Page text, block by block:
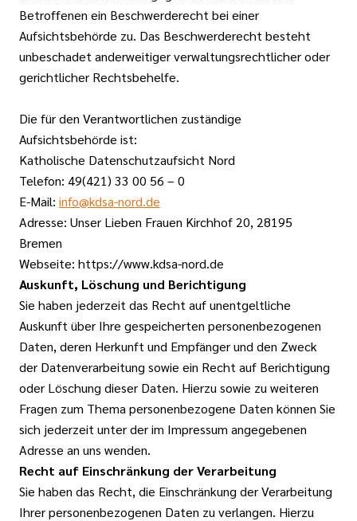
Betroffenen ein Beschwerderecht bei einer
Aufsichtsbehörde zu. Das Beschwerderecht besteht
unbeschadet anderweitiger verwaltungsrechtlicher oder
gerichtlicher Rechtsbehelfe.
Die für den Verantwortlichen zuständige
Aufsichtsbehörde ist:
Katholische Datenschutzaufsicht Nord
Telefon: 49(421) 33 00 56 – 0
E-Mail: info@kdsa-nord.de
Adresse: Unser Lieben Frauen Kirchhof 20, 28195
Bremen
Webseite: https://www.kdsa-nord.de
Auskunft, Löschung und Berichtigung
Sie haben jederzeit das Recht auf unentgeltliche
Auskunft über Ihre gespeicherten personenbezogenen
Daten, deren Herkunft und Empfänger und den Zweck
der Datenverarbeitung sowie ein Recht auf Berichtigung
oder Löschung dieser Daten. Hierzu sowie zu weiteren
Fragen zum Thema personenbezogene Daten können Sie
sich jederzeit unter der im Impressum angegebenen
Adresse an uns wenden.
Recht auf Einschränkung der Verarbeitung
Sie haben das Recht, die Einschränkung der Verarbeitung
Ihrer personenbezogenen Daten zu verlangen. Hierzu